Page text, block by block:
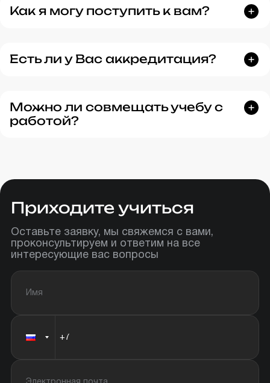
Как я могу поступить к вам?
Есть ли у Вас аккредитация?
Можно ли совмещать учебу с
работой?
Приходите учиться
Оставьте заявку, мы свяжемся с вами,
проконсультируем и ответим на все
интересующие вас вопросы